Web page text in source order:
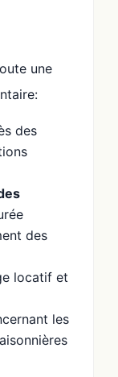
une
des
des
locatif et
les